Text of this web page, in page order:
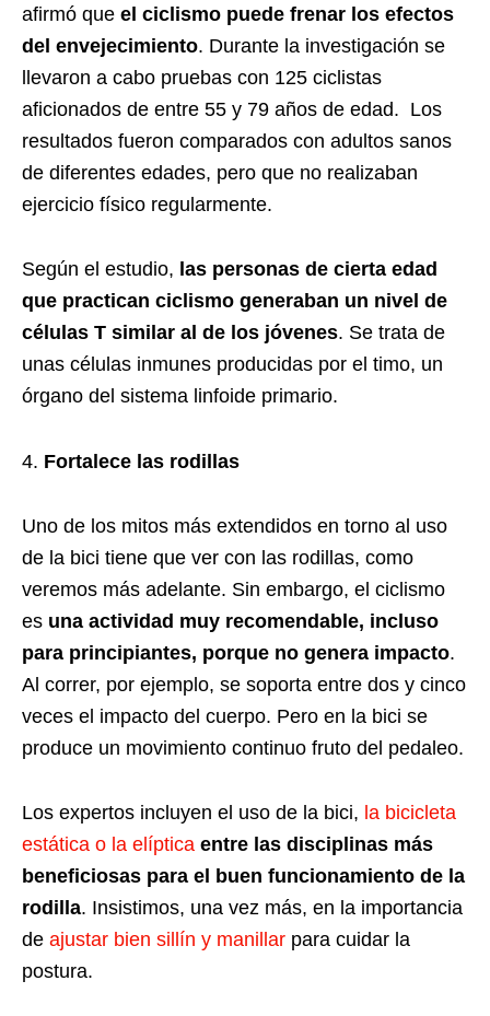
afirmó que el ciclismo puede frenar los efectos
del envejecimiento. Durante la investigación se
llevaron a cabo pruebas con 125 ciclistas
aficionados de entre 55 y 79 años de edad. Los
resultados fueron comparados con adultos sanos
de diferentes edades, pero que no realizaban
ejercicio físico regularmente.
Según el estudio, las personas de cierta edad
que practican ciclismo generaban un nivel de
células T similar al de los jóvenes. Se trata de
unas células inmunes producidas por el timo, un
órgano del sistema linfoide primario.
Fortalece las rodillas
Uno de los mitos más extendidos en torno al uso
de la bici tiene que ver con las rodillas, como
veremos más adelante. Sin embargo, el ciclismo
es una actividad muy recomendable, incluso
para principiantes, porque no genera impacto.
Al correr, por ejemplo, se soporta entre dos y cinco
veces el impacto del cuerpo. Pero en la bici se
produce un movimiento continuo fruto del pedaleo.
Los expertos incluyen el uso de la bici, la bicicleta
estática o la elíptica entre las disciplinas más
beneficiosas para el buen funcionamiento de la
rodilla. Insistimos, una vez más, en la importancia
de ajustar bien sillín y manillar para cuidar la
postura.